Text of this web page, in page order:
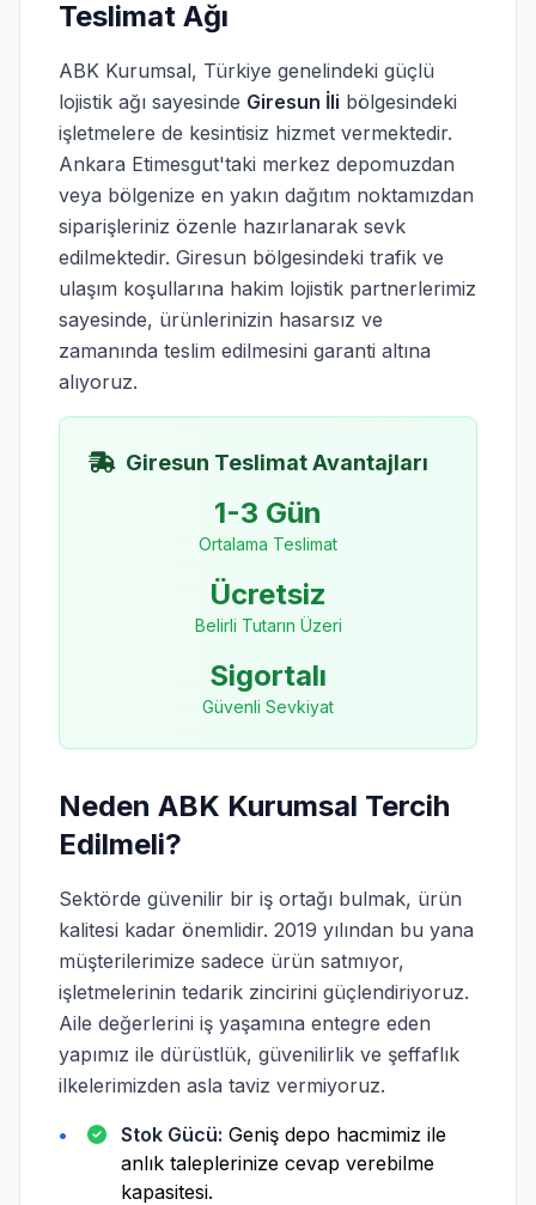
Teslimat Ağı
ABK Kurumsal, Türkiye genelindeki güçlü
lojistik ağı sayesinde Giresun İli bölgesindeki
işletmelere de kesintisiz hizmet vermektedir.
Ankara Etimesgut'taki merkez depomuzdan
veya bölgenize en yakın dağıtım noktamızdan
siparişleriniz özenle hazırlanarak sevk
edilmektedir. Giresun bölgesindeki trafik ve
ulaşım koşullarına hakim lojistik partnerlerimiz
sayesinde, ürünlerinizin hasarsız ve
zamanında teslim edilmesini garanti altına
alıyoruz.
Giresun Teslimat Avantajları
1-3 Gün
Ortalama Teslimat
Ücretsiz
Belirli Tutarın Üzeri
Sigortalı
Güvenli Sevkiyat
Neden ABK Kurumsal Tercih
Edilmeli?
Sektörde güvenilir bir iş ortağı bulmak, ürün
kalitesi kadar önemlidir. 2019 yılından bu yana
müşterilerimize sadece ürün satmıyor,
işletmelerinin tedarik zincirini güçlendiriyoruz.
Aile değerlerini iş yaşamına entegre eden
yapımız ile dürüstlük, güvenilirlik ve şeffaflık
ilkelerimizden asla taviz vermiyoruz.
Stok Gücü: Geniş depo hacmimiz ile
anlık taleplerinize cevap verebilme
kapasitesi.